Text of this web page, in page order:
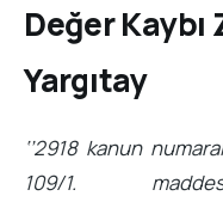
Değer Kaybı
Yargıtay
‘’2918 kanun
109/1.